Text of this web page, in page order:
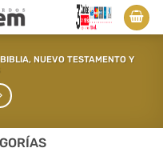
BIBLIA, NUEVO TESTAMENTO Y